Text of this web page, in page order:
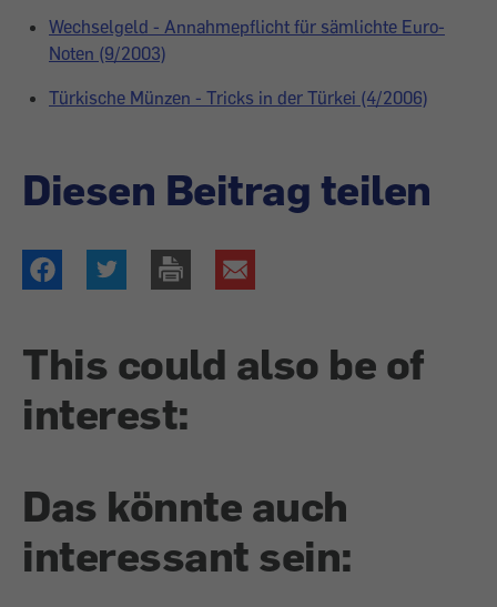
Wechselgeld - Annahmepflicht für sämlichte Euro-
Noten (9/2003)
Türkische Münzen - Tricks in der Türkei (4/2006)
Diesen Beitrag teilen
This could also be of
interest:
Das könnte auch
interessant sein: